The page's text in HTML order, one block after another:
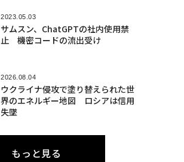
2023.05.03
サムスン、ChatGPTの社内使用禁
止 機密コードの流出受け
2026.08.04
ウクライナ侵攻で塗り替えられた世
界のエネルギー地図 ロシアは信用
失墜
もっと見る